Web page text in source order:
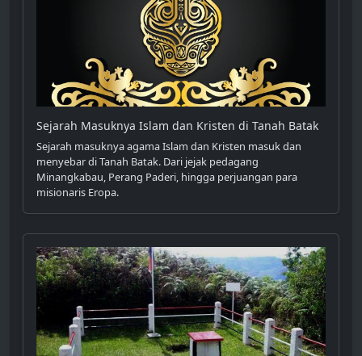
Sejarah Masuknya Islam dan Kristen di Tanah Batak
Sejarah masuknya agama Islam dan Kristen masuk dan
menyebar di Tanah Batak. Dari jejak pedagang
Minangkabau, Perang Paderi, hingga perjuangan para
misionaris Eropa.